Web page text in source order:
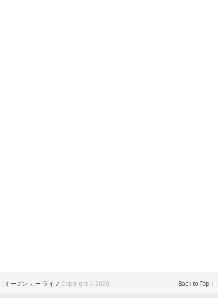
オープン カー ライフ Copyright © 2020. Back to Top ↑